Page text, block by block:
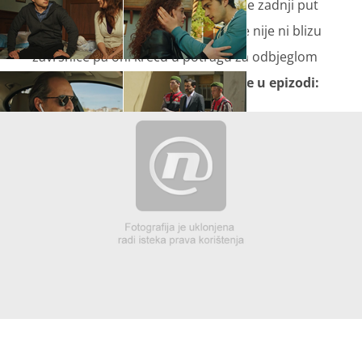
Gulperi i Kadir to saznaju i možda se zadnji put
sastaju. Iznenađenje koje ih očekuje nije ni blizu
završnice pa oni kreću u potragu za odbjeglom
djecom.Pogledajte što vas očekuje u epizodi: